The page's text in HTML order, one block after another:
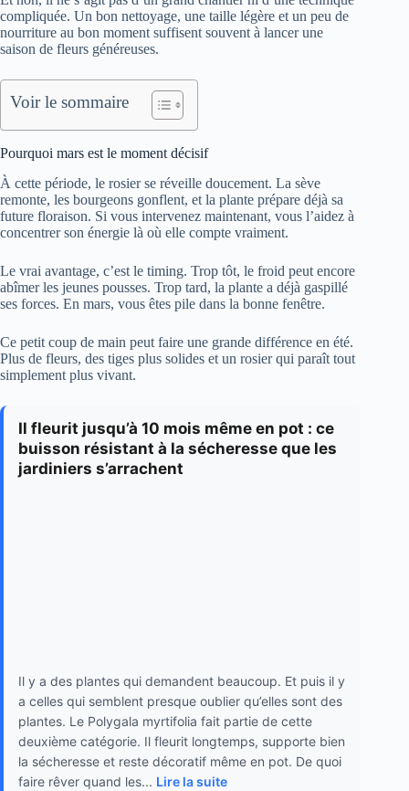
compliquée. Un bon nettoyage, une taille légère et un peu de
nourriture au bon moment suffisent souvent à lancer une
saison de fleurs généreuses.
Voir le sommaire
Pourquoi mars est le moment décisif
À cette période, le rosier se réveille doucement. La sève
remonte, les bourgeons gonflent, et la plante prépare déjà sa
future floraison. Si vous intervenez maintenant, vous l’aidez à
concentrer son énergie là où elle compte vraiment.
Le vrai avantage, c’est le timing. Trop tôt, le froid peut encore
abîmer les jeunes pousses. Trop tard, la plante a déjà gaspillé
ses forces. En mars, vous êtes pile dans la bonne fenêtre.
Ce petit coup de main peut faire une grande différence en été.
Plus de fleurs, des tiges plus solides et un rosier qui paraît tout
simplement plus vivant.
Il fleurit jusqu’à 10 mois même en pot : ce
buisson résistant à la sécheresse que les
jardiniers s’arrachent
Il y a des plantes qui demandent beaucoup. Et puis il y
a celles qui semblent presque oublier qu’elles sont des
plantes. Le Polygala myrtifolia fait partie de cette
deuxième catégorie. Il fleurit longtemps, supporte bien
la sécheresse et reste décoratif même en pot. De quoi
faire rêver quand les... Lire la suite